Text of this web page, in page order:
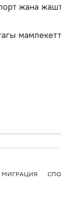
жана
МИГРАЦИЯ